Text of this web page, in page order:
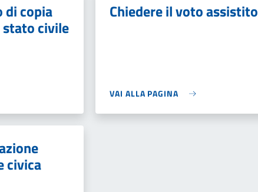
di copia
civile
Chiedere il voto assistito
VAI ALLA PAGINA
civica